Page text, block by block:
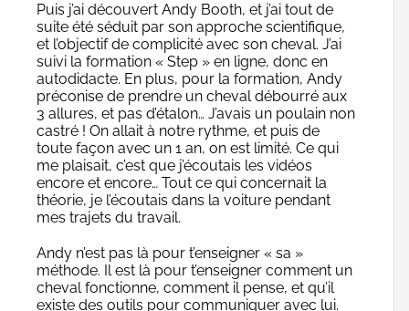
Puis j’ai découvert Andy Booth, et j’ai tout de
suite été séduit par son approche scientifique,
et l’objectif de complicité avec son cheval. J’ai
suivi la formation « Step » en ligne, donc en
autodidacte. En plus, pour la formation, Andy
préconise de prendre un cheval débourré aux
3 allures, et pas d’étalon… J’avais un poulain non
castré ! On allait à notre rythme, et puis de
toute façon avec un 1 an, on est limité. Ce qui
me plaisait, c’est que j’écoutais les vidéos
encore et encore… Tout ce qui concernait la
théorie, je l’écoutais dans la voiture pendant
mes trajets du travail.
Andy n’est pas là pour t’enseigner « sa »
méthode. Il est là pour t’enseigner comment un
cheval fonctionne, comment il pense, et qu’il
existe des outils pour communiquer avec lui.